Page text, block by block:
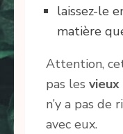
laissez-le
matière
Attention,
pas les
n’y a pas de
avec eux.